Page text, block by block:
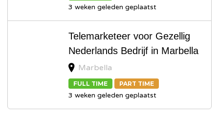
3 weken geleden geplaatst
Telemarketeer voor Gezellig
Nederlands Bedrijf in Marbella
Marbella
FULL TIME PART TIME
3 weken geleden geplaatst